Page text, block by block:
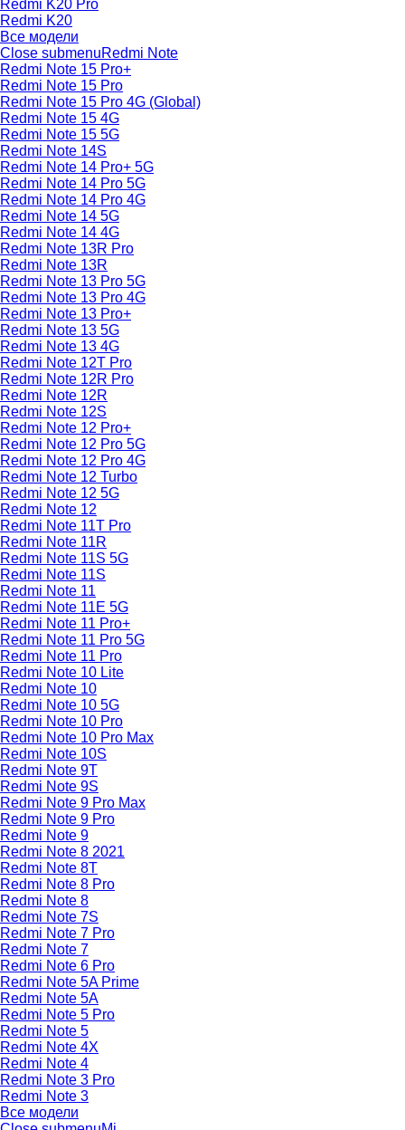
Redmi K20 Pro
Redmi K20
Все модели
Close submenuRedmi Note
Redmi Note 15 Pro+
Redmi Note 15 Pro
Redmi Note 15 Pro 4G (Global)
Redmi Note 15 4G
Redmi Note 15 5G
Redmi Note 14S
Redmi Note 14 Pro+ 5G
Redmi Note 14 Pro 5G
Redmi Note 14 Pro 4G
Redmi Note 14 5G
Redmi Note 14 4G
Redmi Note 13R Pro
Redmi Note 13R
Redmi Note 13 Pro 5G
Redmi Note 13 Pro 4G
Redmi Note 13 Pro+
Redmi Note 13 5G
Redmi Note 13 4G
Redmi Note 12T Pro
Redmi Note 12R Pro
Redmi Note 12R
Redmi Note 12S
Redmi Note 12 Pro+
Redmi Note 12 Pro 5G
Redmi Note 12 Pro 4G
Redmi Note 12 Turbo
Redmi Note 12 5G
Redmi Note 12
Redmi Note 11T Pro
Redmi Note 11R
Redmi Note 11S 5G
Redmi Note 11S
Redmi Note 11
Redmi Note 11E 5G
Redmi Note 11 Pro+
Redmi Note 11 Pro 5G
Redmi Note 11 Pro
Redmi Note 10 Lite
Redmi Note 10
Redmi Note 10 5G
Redmi Note 10 Pro
Redmi Note 10 Pro Max
Redmi Note 10S
Redmi Note 9T
Redmi Note 9S
Redmi Note 9 Pro Max
Redmi Note 9 Pro
Redmi Note 9
Redmi Note 8 2021
Redmi Note 8T
Redmi Note 8 Pro
Redmi Note 8
Redmi Note 7S
Redmi Note 7 Pro
Redmi Note 7
Redmi Note 6 Pro
Redmi Note 5A Prime
Redmi Note 5A
Redmi Note 5 Pro
Redmi Note 5
Redmi Note 4X
Redmi Note 4
Redmi Note 3 Pro
Redmi Note 3
Все модели